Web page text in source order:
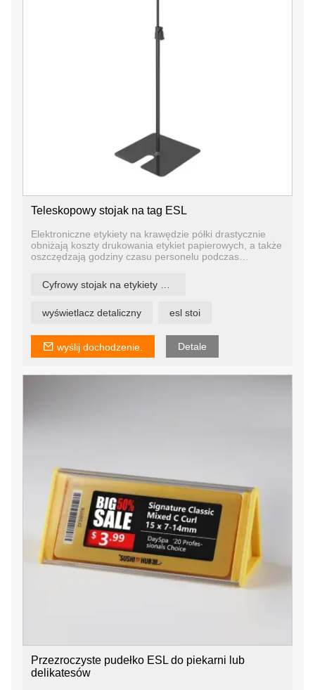
Teleskopowy stojak na tag ESL
Elektroniczne etykiety na krawędzie półki drastycznie
obniżają koszty drukowania etykiet papierowych, a także
oszczędzają godziny czasu personelu podczas
ogromny potencjał zwiększania sprzedaży, rentowności i
przewagi konkurencyjnej dzięki elastycznym,
wyświetlacz detaliczny esl stoi
wyślij dochodzenie. Detale
Przezroczyste pudełko ESL do piekarni lub
delikatesów